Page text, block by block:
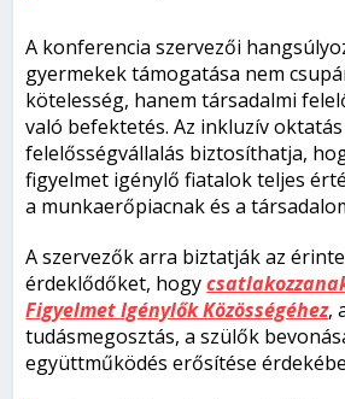
A konferencia szervezői
gyermekek támogatása nem
kötelesség, hanem társadalmi
való befektetés. Az inkluzív
felelősségvállalás biztosíthatja,
figyelmet igénylő fiatalok teljes
a munkaerőpiacnak és a
A szervezők arra biztatják az
érdeklődőket, hogy
Figyelmet Igénylők Közösségéhez,
tudásmegosztás, a szülők
együttműködés erősítése